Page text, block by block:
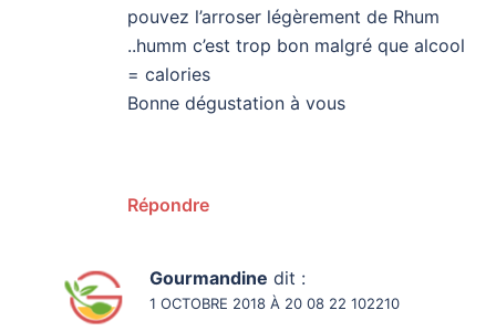
pouvez l’arroser légèrement de Rhum
..humm c’est trop bon malgré que alcool
= calories
Bonne dégustation à vous
Répondre
Gourmandine dit :
1 OCTOBRE 2018 À 20 08 22 102210